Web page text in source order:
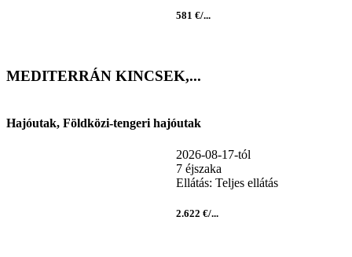
581 €/...
MEDITERRÁN KINCSEK,...
Hajóutak, Földközi-tengeri hajóutak
2026-08-17-tól
7 éjszaka
Ellátás: Teljes ellátás
2.622 €/...